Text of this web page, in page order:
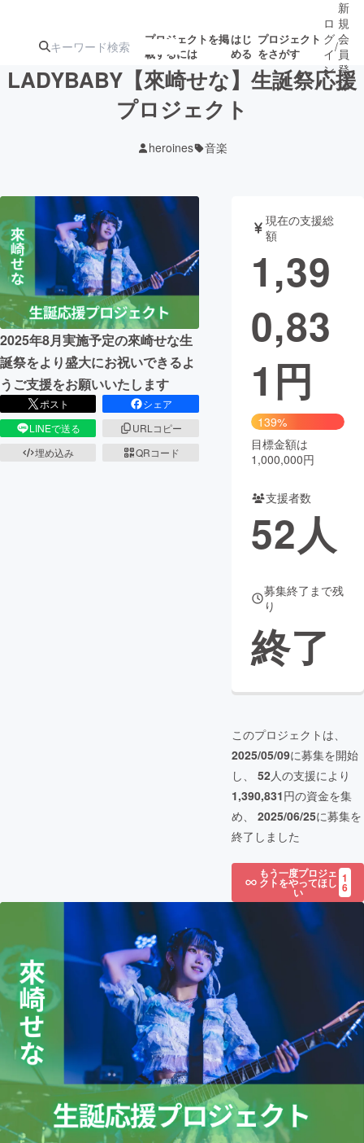
プロジェクトを掲
載するには
はじ
める
プロジェクト
をさがす
ジェクト
募集終了が近いプ
ロジェクト
アート・写真 音楽
テクノロジー・ガジェット ゲーム・サ
映像・映画
ビジネス・起業
まちづくり・地域活性化
CAMPFIRE for Social Good
CAMPFIRE Creation
コミュニティ
ロ
グ
イ
ン
/
新
規
会
員
登
録
LADYBABY【來崎せな】生誕祭応援
プロジェクト
heroines 音楽
2025年8月実施予定の來崎せな生
誕祭をより盛大にお祝いできるよ
うご支援をお願いいたします
ポスト
シェア
LINEで送る
URLコピー
埋め込み
QRコード
現在の支援総
額
1,39
0,83
1 円
139%
目標金額は
1,000,000円
支援者数
52人
募集終了まで残
り
終了
このプロジェクトは、
2025/05/09に募集を開始
し、 52人の支援により
1,390,831円の資金を集
め、 2025/06/25に募集を
終了しました
もう一度プロジェ
クトをやってほし
い
1
6